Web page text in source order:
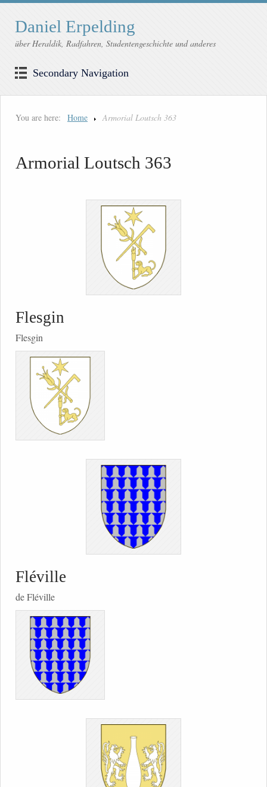
Daniel Erpelding
über Heraldik, Radfahren, Studentengeschichte und anderes
Secondary Navigation
You are here: Home Armorial Loutsch 363
Armorial Loutsch 363
Flesgin
Flesgin
Fléville
de Fléville